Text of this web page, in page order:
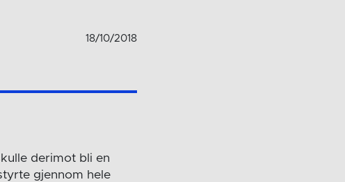
18/10/2018
derimot bli en
gjennom hele